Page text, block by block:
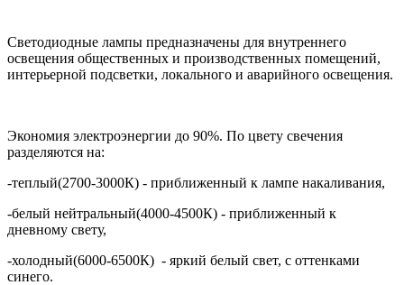
Светодиодные лампы предназначены для внутреннего
освещения общественных и производственных помещений,
интерьерной подсветки, локального и аварийного освещения.
Экономия электроэнергии до 90%. По цвету свечения
разделяются на:
-теплый(2700-3000К) - приближенный к лампе накаливания,
-белый нейтральный(4000-4500К) - приближенный к
дневному свету,
-холодный(6000-6500К) - яркий белый свет, с оттенками
синего.